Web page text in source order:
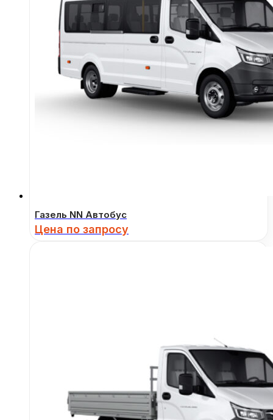
Газель NN Автобус
Цена по запросу